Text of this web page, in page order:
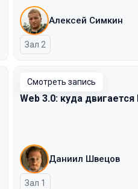
Алексей Симкин
Зал 2
Смотреть запись
Web 3.0: куда двигается
Даниил Швецов
Зал 1